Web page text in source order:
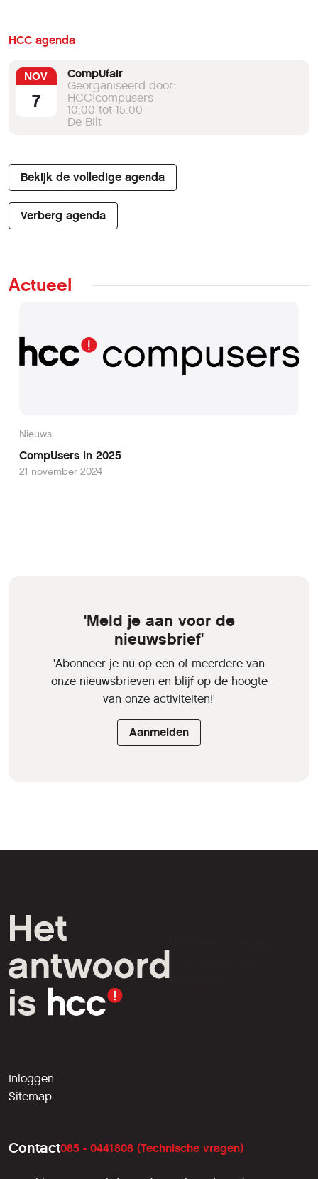
HCC agenda
NOV
7
CompUfair
Georganiseerd door:
HCC!compusers
10:00 tot 15:00
De Bilt
Bekijk de volledige agenda
Verberg agenda
Actueel
Nieuws
CompUsers in 2025
21 november 2024
'Meld je aan voor de
nieuwsbrief'
'Abonneer je nu op een of meerdere van
onze nieuwsbrieven en blijf op de hoogte
van onze activiteiten!'
Aanmelden
liefhebbers.
Inloggen
Sitemap
Contact085 - 0441808 (Technische vragen)